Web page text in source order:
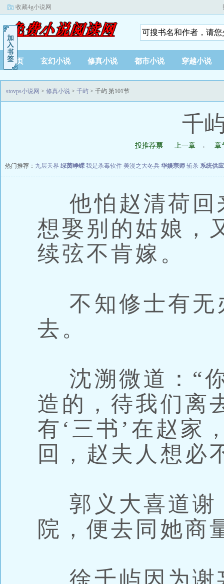
收藏4g小说网
首页 玄幻小说 修真小说 都市小说 穿越小说
stovps小说网 > 修真小说 > 千屿 > 千屿 第101节
千
投推荐票 上一章 ← 章
热门推荐： 九层天界 绿茵峥嵘 我是杀毒软件 美漫之大冬兵 华娱宗师 斩杀 系统供
他怕赵清荷回
想娶别的姑娘，
续弦不肯嫁。
不知修士有无
去。
沈溯微道：“
造的，待我们离
有‘三书’在赵家
回，赵夫人想必
郭义大喜道谢
院，便去同她商
徐千屿因为谢